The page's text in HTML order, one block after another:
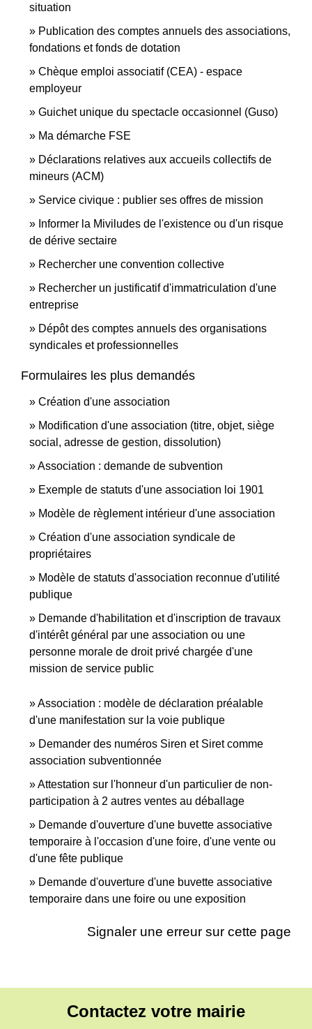
situation
Publication des comptes annuels des associations,
fondations et fonds de dotation
Chèque emploi associatif (CEA) - espace
employeur
Guichet unique du spectacle occasionnel (Guso)
Ma démarche FSE
Déclarations relatives aux accueils collectifs de
mineurs (ACM)
Service civique : publier ses offres de mission
Informer la Miviludes de l'existence ou d'un risque
de dérive sectaire
Rechercher une convention collective
Rechercher un justificatif d'immatriculation d'une
entreprise
Dépôt des comptes annuels des organisations
syndicales et professionnelles
Formulaires les plus demandés
Création d'une association
Modification d'une association (titre, objet, siège
social, adresse de gestion, dissolution)
Association : demande de subvention
Exemple de statuts d'une association loi 1901
Modèle de règlement intérieur d'une association
Création d'une association syndicale de
propriétaires
Modèle de statuts d'association reconnue d'utilité
publique
Demande d'habilitation et d'inscription de travaux
d'intérêt général par une association ou une
personne morale de droit privé chargée d'une
mission de service public
Association : modèle de déclaration préalable
d'une manifestation sur la voie publique
Demander des numéros Siren et Siret comme
association subventionnée
Attestation sur l'honneur d'un particulier de non-
participation à 2 autres ventes au déballage
Demande d'ouverture d'une buvette associative
temporaire à l'occasion d'une foire, d'une vente ou
d'une fête publique
Demande d'ouverture d'une buvette associative
temporaire dans une foire ou une exposition
Signaler une erreur sur cette page
Contactez votre mairie